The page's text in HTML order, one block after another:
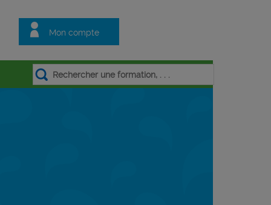
Mon compte